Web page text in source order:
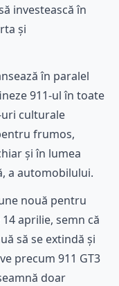
investească în
și
în paralel
911-ul în toate
uri culturale
frumos,
și în lumea
a automobilului.
nouă pentru
aprilie, semn că
să se extindă și
precum 911 GT3
doar